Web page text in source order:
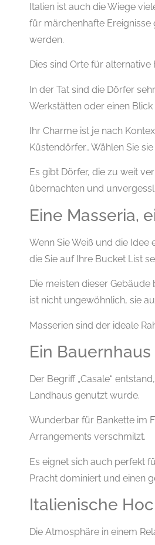
Italien ist auch die Wiege
für märchenhafte
werden.
Dies sind Orte für alternative
In der Tat sind die Dörfer
Werkstätten oder einen Blick
Ihr Charme ist je nach
Küstendörfer… Wählen Sie
Es gibt Dörfer, die zu weit
übernachten und
Eine Masseria,
Wenn Sie Weiß und die Idee
die Sie auf Ihre Bucket List
Die meisten dieser
ist nicht ungewöhnlich, sie
Masserien sind der ideale
Ein
Der Begriff „Casale“
Landhaus genutzt wurde.
Wunderbar für Bankette im
Arrangements verschmilzt.
Es eignet sich auch perfekt
Pracht dominiert und einen
Italienische
Die Atmosphäre in einem